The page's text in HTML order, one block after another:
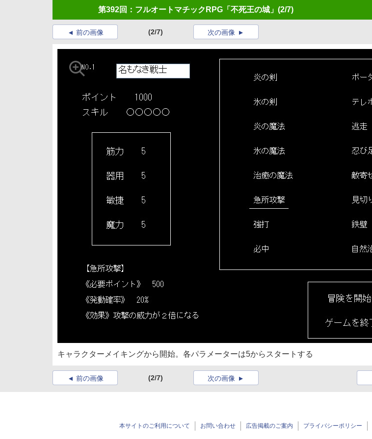
第392回：フルオートマチックRPG「不死王の城」 (2/7)
前の画像 (2/7) 次の画像
キャラクターメイキングから開始。各パラメーターは5からスタートする
前の画像 (2/7) 次の画像
本サイトのご利用について お問い合わせ 広告掲載のご案内 プライバシーポリシー